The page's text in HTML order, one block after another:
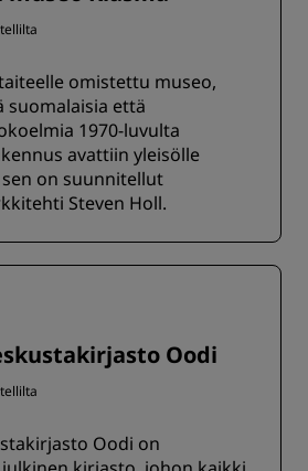
omistettu museo,
suomalaisia että
1970-luvulta
avattiin yleisölle
on suunnitellut
Steven Holl.
Oodi
Oodi on